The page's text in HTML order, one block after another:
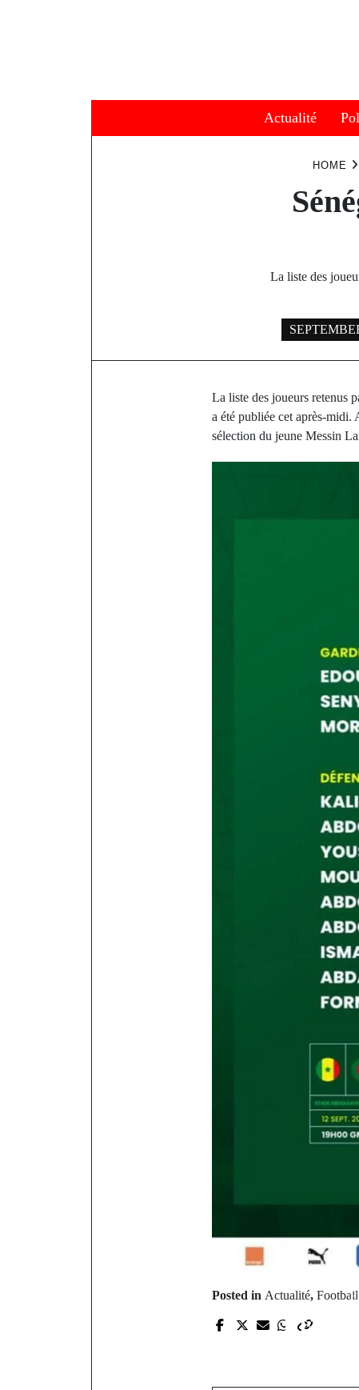
Actualité
HOME
La liste des
La liste des joueurs retenus
a été publiée cet après-midi.
sélection du jeune Messin
Posted in Actualité, Football